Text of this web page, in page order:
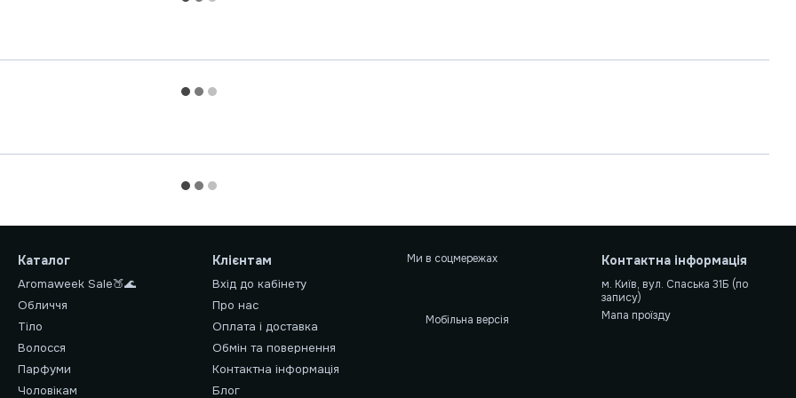
Каталог
Aromaweek Sale🍑🌊
Обличчя
Тіло
Волосся
Парфуми
Чоловікам
Клієнтам
Вхід до кабінету
Про нас
Оплата і доставка
Обмін та повернення
Контактна інформація
Блог
Ми в соцмережах
Мобільна версія
Контактна інформація
м. Київ, вул. Спаська 31Б (по
запису)
Мапа проїзду